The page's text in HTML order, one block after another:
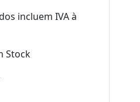
incluem IVA à
Stock